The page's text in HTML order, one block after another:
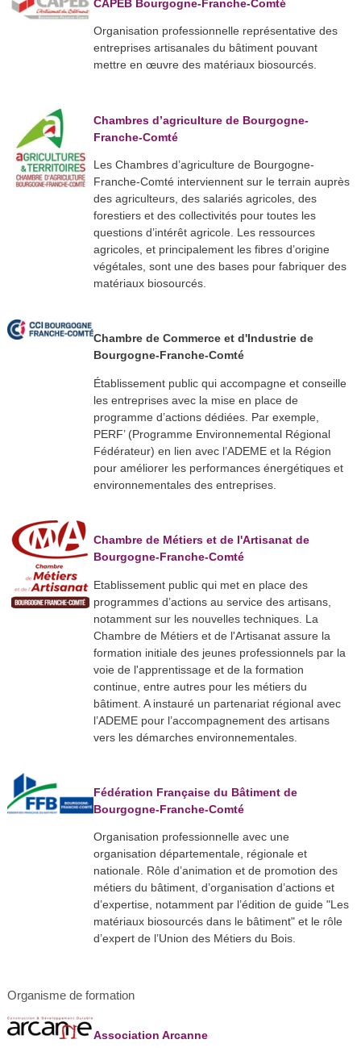
CAPEB Bourgogne-Franche-Comté
Organisation professionnelle représentative des
entreprises artisanales du bâtiment pouvant
mettre en œuvre des matériaux biosourcés.
Chambres d’agriculture de Bourgogne-
Franche-Comté
Les Chambres d’agriculture de Bourgogne-
Franche-Comté interviennent sur le terrain auprès
des agriculteurs, des salariés agricoles, des
forestiers et des collectivités pour toutes les
questions d’intérêt agricole. Les ressources
agricoles, et principalement les fibres d’origine
végétales, sont une des bases pour fabriquer des
matériaux biosourcés.
Chambre de Commerce et d'Industrie de
Bourgogne-Franche-Comté
Établissement public qui accompagne et conseille
les entreprises avec la mise en place de
programme d’actions dédiées. Par exemple,
PERF’ (Programme Environnemental Régional
Fédérateur) en lien avec l’ADEME et la Région
pour améliorer les performances énergétiques et
environnementales des entreprises.
Chambre de Métiers et de l'Artisanat de
Bourgogne-Franche-Comté
Etablissement public qui met en place des
programmes d’actions au service des artisans,
notamment sur les nouvelles techniques. La
Chambre de Métiers et de l'Artisanat assure la
formation initiale des jeunes professionnels par la
voie de l'apprentissage et de la formation
continue, entre autres pour les métiers du
bâtiment. A instauré un partenariat régional avec
l’ADEME pour l’accompagnement des artisans
vers les démarches environnementales.
Fédération Française du Bâtiment de
Bourgogne-Franche-Comté
Organisation professionnelle avec une
organisation départementale, régionale et
nationale. Rôle d’animation et de promotion des
métiers du bâtiment, d’organisation d’actions et
d’expertise, notamment par l’édition de guide "Les
matériaux biosourcés dans le bâtiment" et le rôle
d’expert de l’Union des Métiers du Bois.​
Organisme de formation
Association Arcanne